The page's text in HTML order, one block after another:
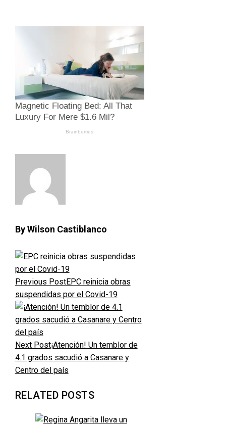
By Wilson Castiblanco
Previous PostEPC reinicia obras
suspendidas por el Covid-19
Next Post¡Atención! Un temblor de
4.1 grados sacudió a Casanare y
Centro del país
RELATED POSTS